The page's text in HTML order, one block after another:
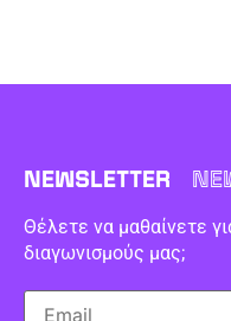
NEWSLETTER
Θέλετε να μαθαίνετε
διαγωνισμούς μας;